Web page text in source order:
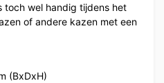
toch wel handig tijdens het
of andere kazen met een
(BxDxH)